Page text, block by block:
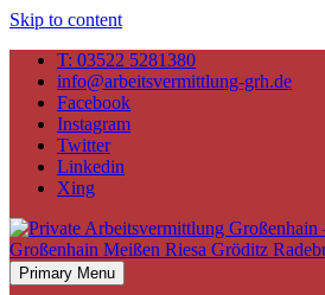
Skip to content
T: 03522 5281380
info@arbeitsvermittlung-grh.de
Facebook
Instagram
Twitter
Linkedin
Xing
Primary Menu